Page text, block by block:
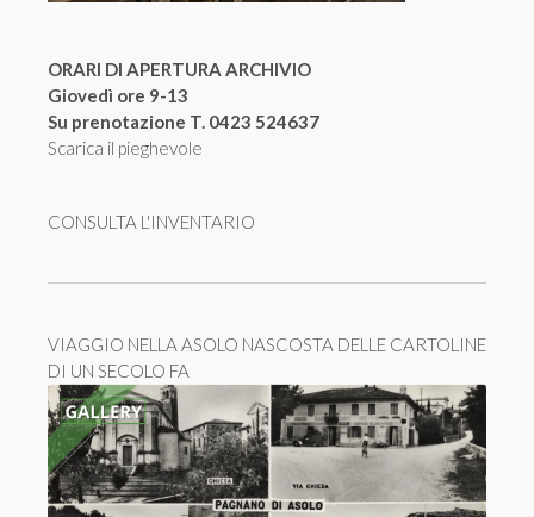
ORARI DI APERTURA ARCHIVIO
Giovedì ore 9-13
Su prenotazione T. 0423 524637
Scarica il pieghevole
CONSULTA L'INVENTARIO
VIAGGIO NELLA ASOLO NASCOSTA DELLE CARTOLINE
DI UN SECOLO FA